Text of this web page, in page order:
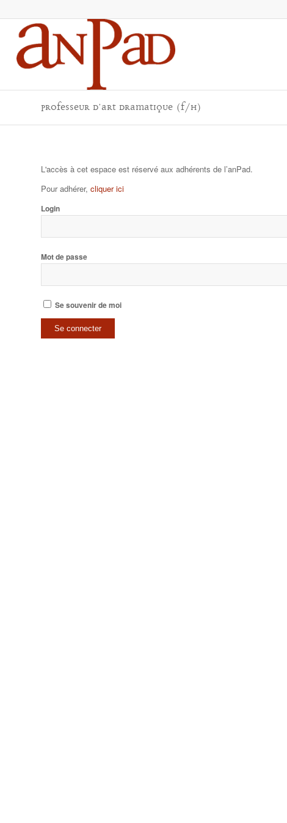
Professeur d’Art Dramatique (F/H)
L'accès à cet espace est réservé aux adhérents de l’anPad.
Pour adhérer, cliquer ici
Login
Mot de passe
Se souvenir de moi